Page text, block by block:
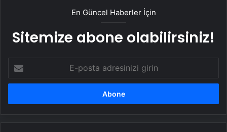
En Güncel Haberler İçin
Sitemize abone olabilirsiniz!
posta
adresinizi